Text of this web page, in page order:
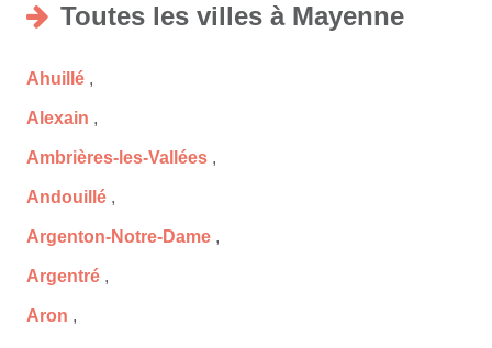
Toutes les villes à Mayenne
Ahuillé ,
Alexain ,
Ambrières-les-Vallées ,
Andouillé ,
Argenton-Notre-Dame ,
Argentré ,
Aron ,